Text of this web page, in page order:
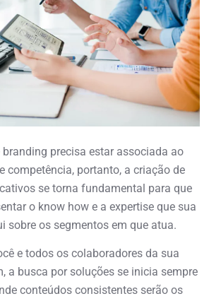
branding precisa estar associada ao
competência, portanto, a criação de
se torna fundamental para que
o know how e a expertise que sua
sobre os segmentos em que atua.
e todos os colaboradores da sua
a busca por soluções se inicia sempre
conteúdos consistentes serão os